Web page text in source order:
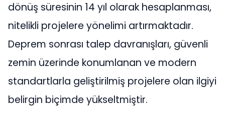
dönüş süresinin 14 yıl olarak hesaplanması,
nitelikli projelere yönelimi artırmaktadır.
Deprem sonrası talep davranışları, güvenli
zemin üzerinde konumlanan ve modern
standartlarla geliştirilmiş projelere olan ilgiyi
belirgin biçimde yükseltmiştir.